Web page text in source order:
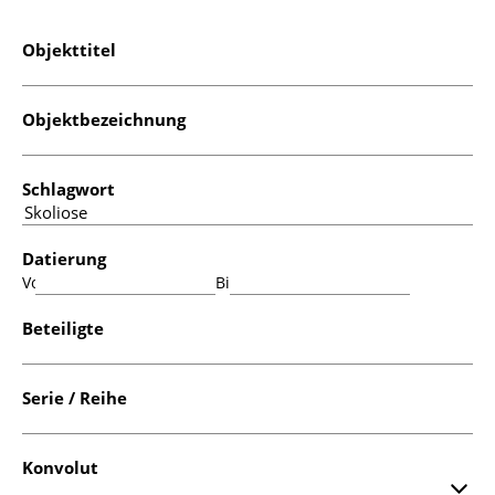
Objekttitel
Objektbezeichnung
Schlagwort
Datierung
Von: Bis:
Beteiligte
Serie / Reihe
Konvolut